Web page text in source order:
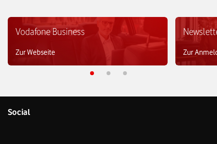
Vodafone Business
Zur Webseite Zur
Social